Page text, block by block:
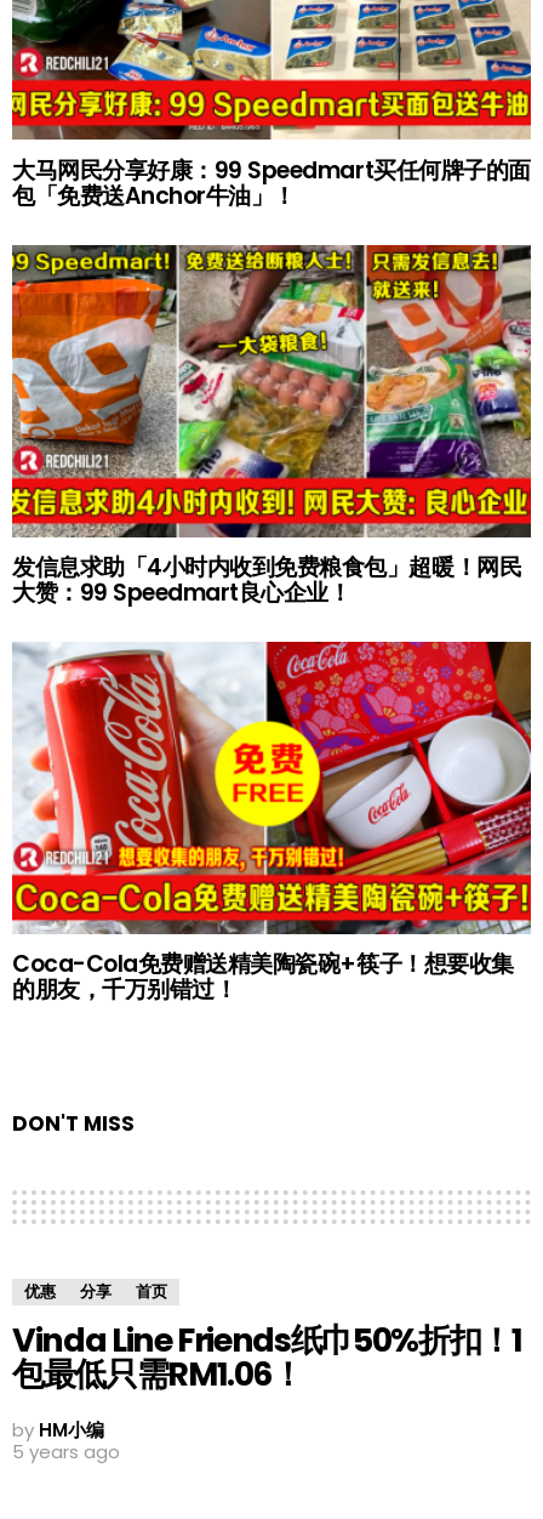
大马网民分享好康：99 Speedmart买任何牌子的面
包「免费送Anchor牛油」！
发信息求助「4小时内收到免费粮食包」超暖！网民
大赞：99 Speedmart良心企业！
Coca-Cola免费赠送精美陶瓷碗+筷子！想要收集
的朋友，千万别错过！
DON'T MISS
优惠 分享 首页
Vinda Line Friends纸巾50%折扣！1
包最低只需RM1.06！
by HM小编
5 years ago